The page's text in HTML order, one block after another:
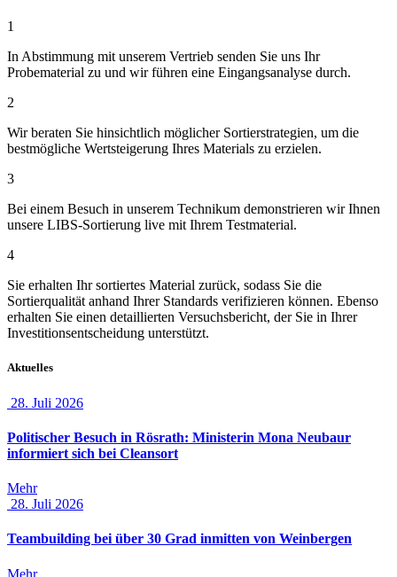
1
In Abstimmung mit unserem Vertrieb senden Sie uns Ihr
Probematerial zu und wir führen eine Eingangsanalyse durch.
2
Wir beraten Sie hinsichtlich möglicher Sortierstrategien, um die
bestmögliche Wertsteigerung Ihres Materials zu erzielen.
3
Bei einem Besuch in unserem Technikum demonstrieren wir Ihnen
unsere LIBS-Sortierung live mit Ihrem Testmaterial.
4
Sie erhalten Ihr sortiertes Material zurück, sodass Sie die
Sortierqualität anhand Ihrer Standards verifizieren können. Ebenso
erhalten Sie einen detaillierten Versuchsbericht, der Sie in Ihrer
Investitionsentscheidung unterstützt.
Aktuelles
28. Juli 2026
Politischer Besuch in Rösrath: Ministerin Mona Neubaur
informiert sich bei Cleansort
Mehr
28. Juli 2026
Teambuilding bei über 30 Grad inmitten von Weinbergen
Mehr